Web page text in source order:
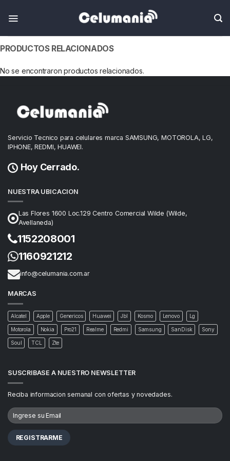
PRODUCTOS RELACIONADOS
No se encontraron productos relacionados.
Servicio Tecnico para celulares marca SAMSUNG, MOTOROLA, LG,
IPHONE, REDMI, HUAWEI.
Hoy Cerrado.
NUESTRA UBICACION
Las Flores 1600 Loc.129 Centro Comercial Wilde (Wilde,
Avellaneda)
1152208001
1160921212
info@celumania.com.ar
MARCAS
Alcatel Apple Genericos Huawei Jbl Kosmo Lenovo Lg
Motorola Nokia Pro21 Realme Redmi Samsung SanDisk Sony
Soul TCL Zte
SUSCRIBASE A NUESTRO NEWSLETTER
Reciba informacion semanal con ofertas y novedades.